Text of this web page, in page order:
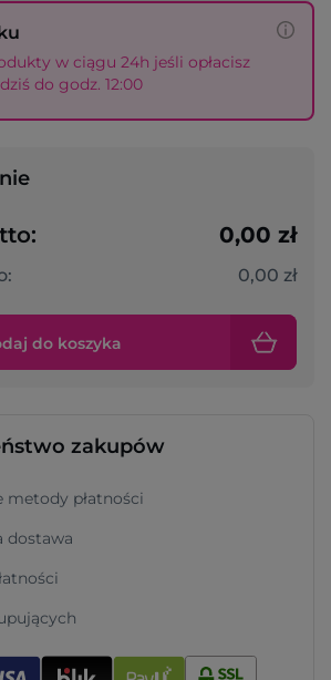
w ciągu 24h jeśli opłacisz
do godz. 12:00
0,00 zł
0,00 zł
do koszyka
zakupów
metody płatności
dostawa